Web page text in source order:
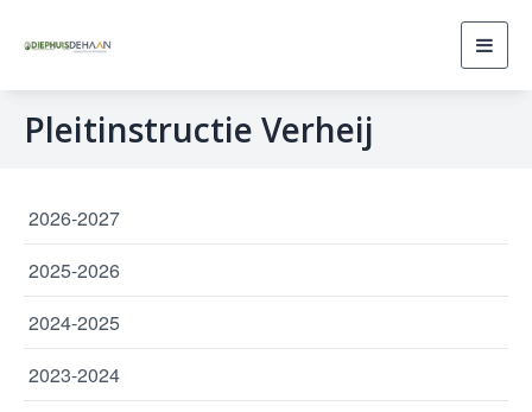
Pleitinstructie Verheij
2026-2027
2025-2026
2024-2025
2023-2024